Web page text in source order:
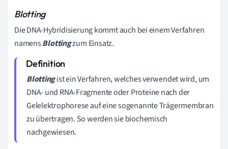
Blotting
Die DNA-Hybridisierung kommt auch bei einem Verfahren
namensBlottingzum Einsatz.
Blottingist ein Verfahren, welches verwendet wird, um
DNA- und RNA-Fragmente oder Proteine nach der
Gelelektrophorese auf eine sogenannte Trägermembran
zu übertragen. So werden sie biochemisch
nachgewiesen.